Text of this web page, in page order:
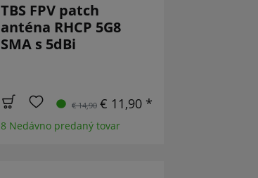
TBS FPV patch
anténa RHCP 5G8
SMA s 5dBi
€ 14,90 € 11,90 *
8 Nedávno predaný tovar